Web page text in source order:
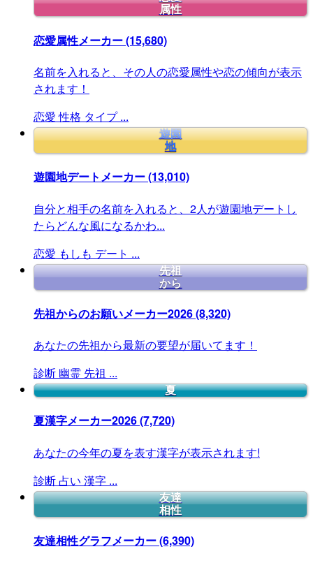
属性
恋愛属性メーカー(15,680)
名前を入れると、その人の恋愛属性や恋の傾向が表示
されます！
恋愛 性格 タイプ ...
遊園
地
遊園地デートメーカー(13,010)
自分と相手の名前を入れると、2人が遊園地デートし
たらどんな風になるかわ...
恋愛 もしも デート ...
先祖
から
先祖からのお願いメーカー2026(8,320)
あなたの先祖から最新の要望が届いてます！
診断 幽霊 先祖 ...
夏
夏漢字メーカー2026(7,720)
あなたの今年の夏を表す漢字が表示されます!
診断 占い 漢字 ...
友達
相性
友達相性グラフメーカー(6,390)